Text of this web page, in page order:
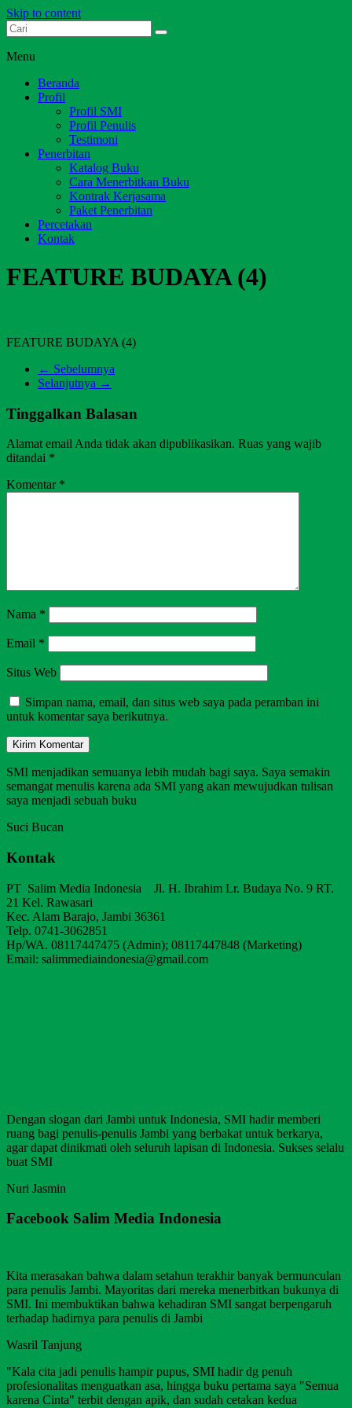
Skip to content
Dari Jambi untuk Indonesia
Menu
Beranda
Profil
Profil SMI
Profil Penulis
Testimoni
Penerbitan
Katalog Buku
Cara Menerbitkan Buku
Kontrak Kerjasama
Paket Penerbitan
Percetakan
Kontak
FEATURE BUDAYA (4)
FEATURE BUDAYA (4)
← Sebelumnya
Selanjutnya →
Tinggalkan Balasan
Alamat email Anda tidak akan dipublikasikan. Ruas yang wajib
ditandai *
Komentar *
Nama *
Email *
Situs Web
Simpan nama, email, dan situs web saya pada peramban ini
untuk komentar saya berikutnya.
SMI menjadikan semuanya lebih mudah bagi saya. Saya semakin
semangat menulis karena ada SMI yang akan mewujudkan tulisan
saya menjadi sebuah buku
Suci Bucan
Kontak
PT Salim Media Indonesia Jl. H. Ibrahim Lr. Budaya No. 9 RT.
21 Kel. Rawasari
Kec. Alam Barajo, Jambi 36361
Telp. 0741-3062851
Hp/WA. 08117447475 (Admin); 08117447848 (Marketing)
Email: salimmediaindonesia@gmail.com
Dengan slogan dari Jambi untuk Indonesia, SMI hadir memberi
ruang bagi penulis-penulis Jambi yang berbakat untuk berkarya,
agar dapat dinikmati oleh seluruh lapisan di Indonesia. Sukses selalu
buat SMI
Nuri Jasmin
Facebook Salim Media Indonesia
Kita merasakan bahwa dalam setahun terakhir banyak bermunculan
para penulis Jambi. Mayoritas dari mereka menerbitkan bukunya di
SMI. Ini membuktikan bahwa kehadiran SMI sangat berpengaruh
terhadap hadirnya para penulis di Jambi
Wasril Tanjung
"Kala cita jadi penulis hampir pupus, SMI hadir dg penuh
profesionalitas menguatkan asa, hingga buku pertama saya "Semua
karena Cinta" terbit dengan apik, dan sudah cetakan kedua